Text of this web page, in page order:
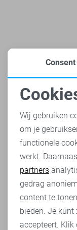
Heb je dit al
Analytische
Marketing
Consent
Wij gebruiken
om je
functionele
werkt.
partners
gedrag
content te
bieden. Je kunt
accepteert. Klik